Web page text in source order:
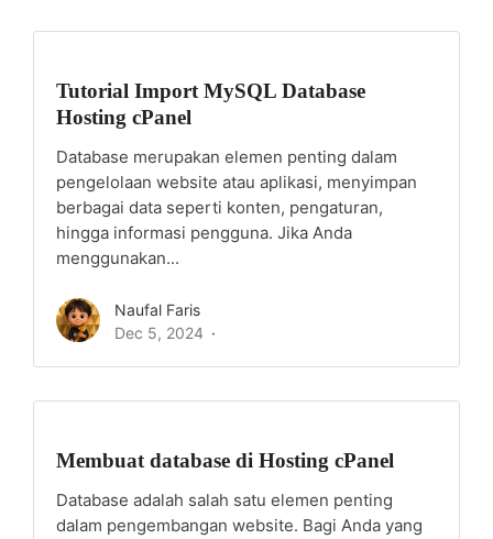
Tutorial Import MySQL Database
Hosting cPanel
Database merupakan elemen penting dalam
pengelolaan website atau aplikasi, menyimpan
berbagai data seperti konten, pengaturan,
hingga informasi pengguna. Jika Anda
menggunakan...
Naufal Faris
Dec 5, 2024
Membuat database di Hosting cPanel
Database adalah salah satu elemen penting
dalam pengembangan website. Bagi Anda yang